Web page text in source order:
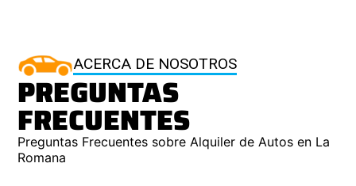
ACERCA DE NOSOTROS
PREGUNTAS
FRECUENTES
Preguntas Frecuentes sobre Alquiler de Autos en La
Romana